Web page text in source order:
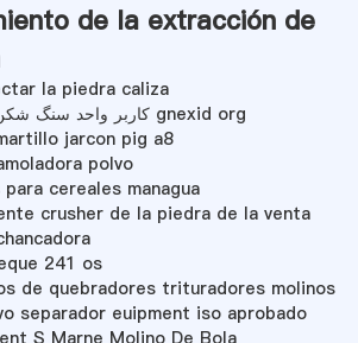
de la extracción de
la piedra caliza
کاربر واحد سنگ شکن رول بوکسیت در هند gnexid org
jarcon pig a8
polvo
cereales managua
crusher de la piedra de la venta
241 os
de quebradores trituradores molinos
separador euipment iso aprobado
S Marne Molino De Bola